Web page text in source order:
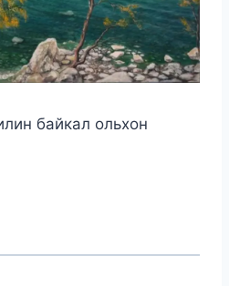
байкал ольхон